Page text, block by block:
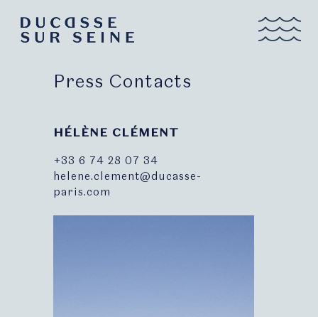
Press Contacts
HÉLÈNE CLÉMENT
+33 6 74 28 07 34
helene.clement@ducasse-
paris.com